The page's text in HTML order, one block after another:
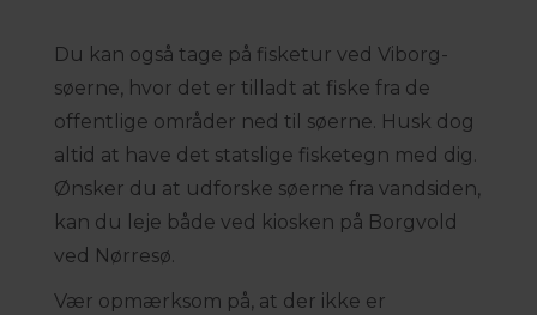
Du kan også tage på fisketur ved Viborg-
søerne, hvor det er tilladt at fiske fra de
offentlige områder ned til søerne. Husk dog
altid at have det statslige fisketegn med dig.
Ønsker du at udforske søerne fra vandsiden,
kan du leje både ved kiosken på Borgvold
ved Nørresø.
Vær opmærksom på, at der ikke er